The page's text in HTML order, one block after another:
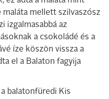
maláta mellett szilvaszósz
izgalmasabbá az
a csokoládé és a
íze köszön vissza a
el a Balaton fagyija
balatonfüredi Kis